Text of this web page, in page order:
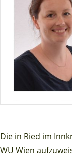
Die in Ried im
WU Wien